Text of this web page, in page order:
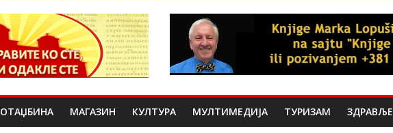
ОТАЏБИНА МАГАЗИН КУЛТУРА МУЛТИМЕДИЈА ТУРИЗАМ ЗДРАВЉЕ